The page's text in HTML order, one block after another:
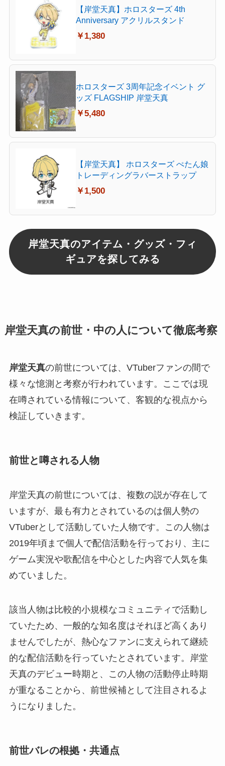
【岸堂天真】ホロスターズ 4th
Anniversary アクリルスタンド
￥1,380
ホロスターズ 3周年記念イベント グ
ッズ FLAGSHIP 岸堂天真
￥5,480
【岸堂天真】 ホロスターズ ぺたん娘
トレーディングラバーストラップ
￥1,500
岸堂天真のアイテム・グッズ・フィ
ギュアを探してみる
岸堂天真の前世・中の人について徹底考察
岸堂天真の前世については、VTuberファンの間で
様々な憶測と考察が行われています。ここでは現
在噂されている情報について、客観的な視点から
検証していきます。
前世と噂される人物
岸堂天真の前世については、複数の説が存在して
いますが、最も有力とされているのは個人勢の
VTuberとして活動していた人物です。この人物は
2019年頃まで個人で配信活動を行っており、主に
ゲーム実況や歌配信を中心とした内容で人気を集
めていました。
該当人物は比較的小規模なコミュニティで活動し
ていたため、一般的な知名度はそれほど高くあり
ませんでしたが、熱心なファンに支えられて継続
的な配信活動を行っていたとされています。岸堂
天真のデビュー時期と、この人物の活動停止時期
が重なることから、前世候補として注目されるよ
うになりました。
前世バレの根拠・共通点